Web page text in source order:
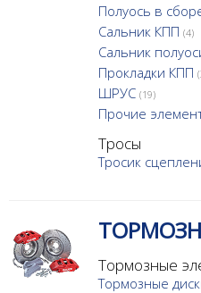
Полуось в
Сальник КПП (4)
Сальник
Прокладки КПП
ШРУС (19)
Прочие
Тросы
Тросик
Тормозные
Тормозные